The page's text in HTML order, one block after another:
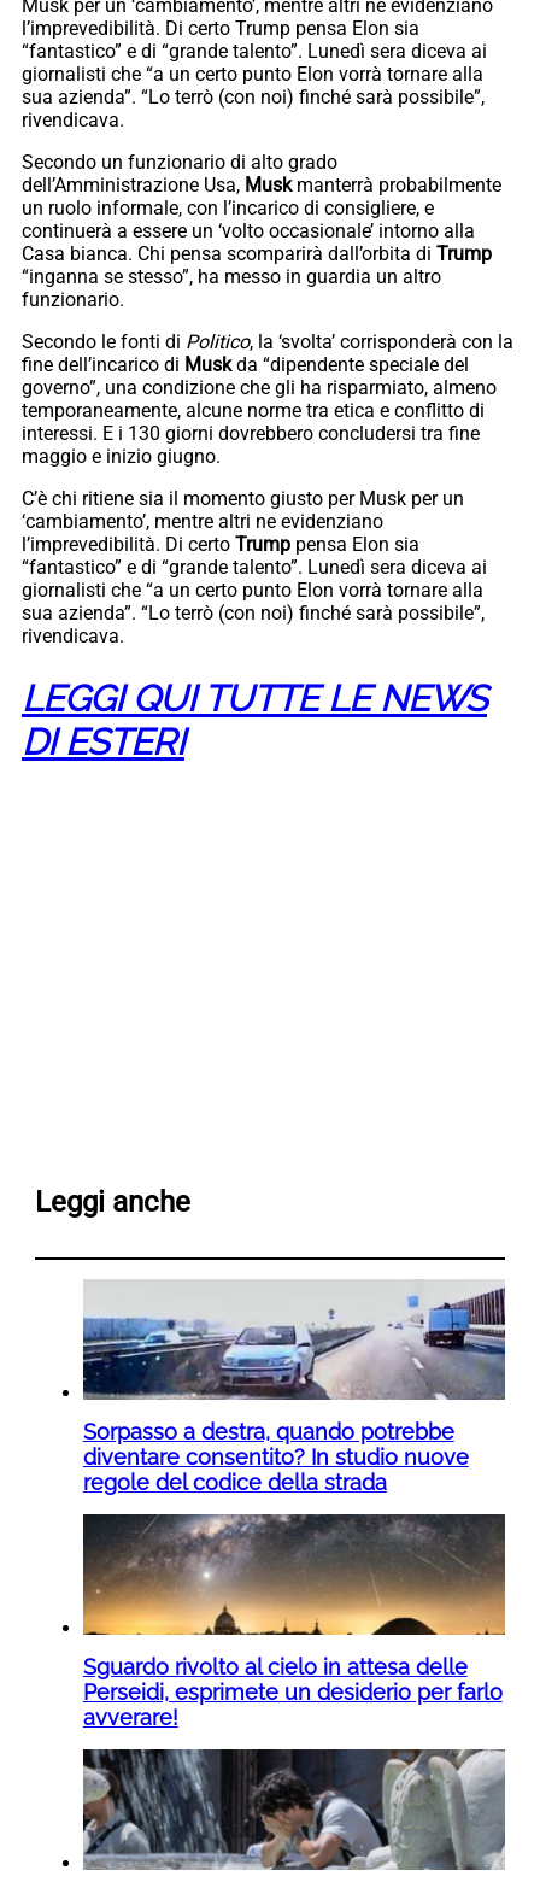
Musk per un ‘cambiamento’, mentre altri ne evidenziano
l’imprevedibilità. Di certo Trump pensa Elon sia
“fantastico” e di “grande talento”. Lunedì sera diceva ai
giornalisti che “a un certo punto Elon vorrà tornare alla
sua azienda”. “Lo terrò (con noi) finché sarà possibile”,
rivendicava.
Secondo un funzionario di alto grado
dell’Amministrazione Usa, Musk manterrà probabilmente
un ruolo informale, con l’incarico di consigliere, e
continuerà a essere un ‘volto occasionale’ intorno alla
Casa bianca. Chi pensa scomparirà dall’orbita di Trump
“inganna se stesso”, ha messo in guardia un altro
funzionario.
Secondo le fonti di Politico, la ‘svolta’ corrisponderà con la
fine dell’incarico di Muskda “dipendente speciale del
governo”, una condizione che gli ha risparmiato, almeno
temporaneamente, alcune norme tra etica e conflitto di
interessi. E i 130 giorni dovrebbero concludersi tra fine
maggio e inizio giugno.
C’è chi ritiene sia il momento giusto per Musk per un
‘cambiamento’, mentre altri ne evidenziano
l’imprevedibilità. Di certo Trump pensa Elon sia
“fantastico” e di “grande talento”. Lunedì sera diceva ai
giornalisti che “a un certo punto Elon vorrà tornare alla
sua azienda”. “Lo terrò (con noi) finché sarà possibile”,
rivendicava.
LEGGI QUI TUTTE LE NEWS
DI ESTERI
Leggi anche
Sorpasso a destra, quando potrebbe
diventare consentito? In studio nuove
regole del codice della strada
Sguardo rivolto al cielo in attesa delle
Perseidi, esprimete un desiderio per farlo
avverare!